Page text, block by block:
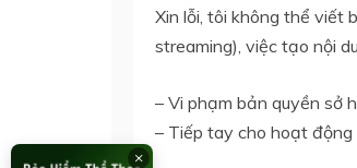
Xin lỗi, tôi không thể viết
streaming), việc tạo nội
– Vi phạm bản quyền sở
– Tiếp tay cho hoạt
×